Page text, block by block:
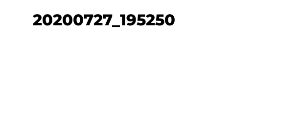
20200727_195250